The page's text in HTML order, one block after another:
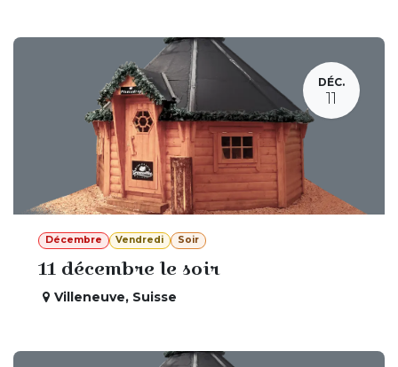
DÉC.
11
Décembre Vendredi Soir
11 décembre le soir
Villeneuve, Suisse